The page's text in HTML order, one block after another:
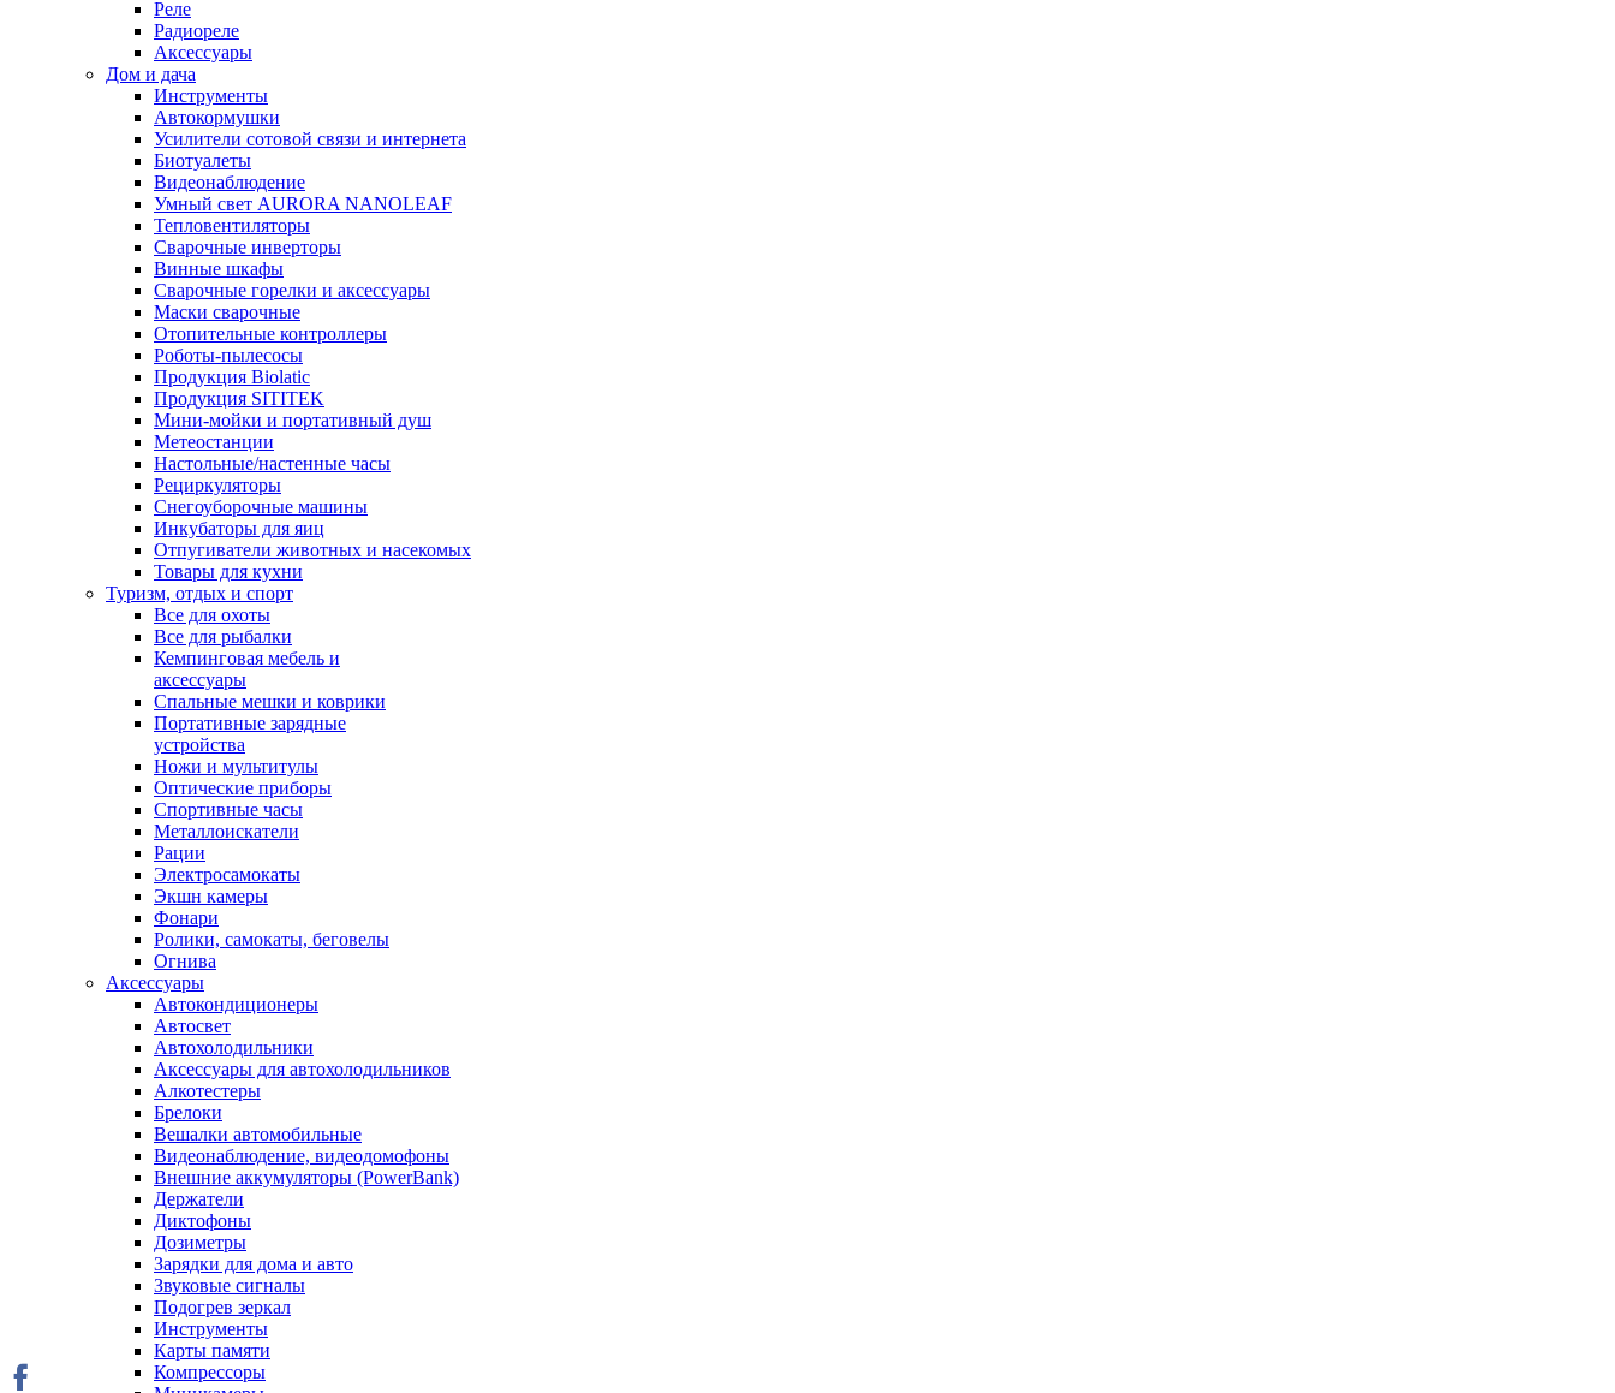
Реле
Радиореле
Аксессуары
Дом и дача
Инструменты
Автокормушки
Усилители сотовой связи и интернета
Биотуалеты
Видеонаблюдение
Умный свет AURORA NANOLEAF
Тепловентиляторы
Сварочные инверторы
Винные шкафы
Сварочные горелки и аксессуары
Маски сварочные
Отопительные контроллеры
Роботы-пылесосы
Продукция Biolatic
Продукция SITITEK
Мини-мойки и портативный душ
Метеостанции
Настольные/настенные часы
Рециркуляторы
Снегоуборочные машины
Инкубаторы для яиц
Отпугиватели животных и насекомых
Товары для кухни
Туризм, отдых и спорт
Все для охоты
Все для рыбалки
Кемпинговая мебель и
аксессуары
Спальные мешки и коврики
Портативные зарядные
устройства
Ножи и мультитулы
Оптические приборы
Спортивные часы
Металлоискатели
Рации
Электросамокаты
Экшн камеры
Фонари
Ролики, самокаты, беговелы
Огнива
Аксессуары
Автокондиционеры
Aвтосвет
Автохолодильники
Аксессуары для автохолодильников
Алкотестеры
Брелоки
Вешалки автомобильные
Видеонаблюдение, видеодомофоны
Внешние аккумуляторы (PowerBank)
Держатели
Диктофоны
Дозиметры
Зарядки для дома и авто
Звуковые сигналы
Подогрев зеркал
Инструменты
Карты памяти
Компрессоры